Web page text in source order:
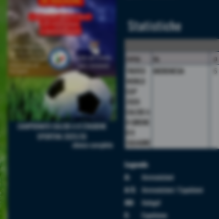
CAMPIONATO CALCIO A 8 STAGIONE
SPORTIVA 2025/26
elenco completo
Statistiche
camp. sq.
p
TROFEO
WORLD
CUP
2026
CALCIO A
8 GIRONE
B 8
SQUADRE
MICRONESIA 5
Legenda
A:
Ammonizioni
A/E:
Ammonizioni / Espulsioni
AU:
Autogol
E:
Espulsione